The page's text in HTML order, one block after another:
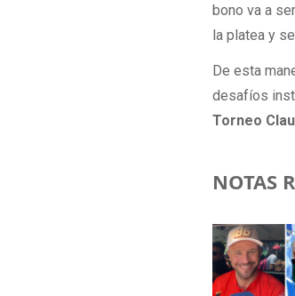
bono va a
la platea y
De esta
desafíos
Torneo
NOTAS